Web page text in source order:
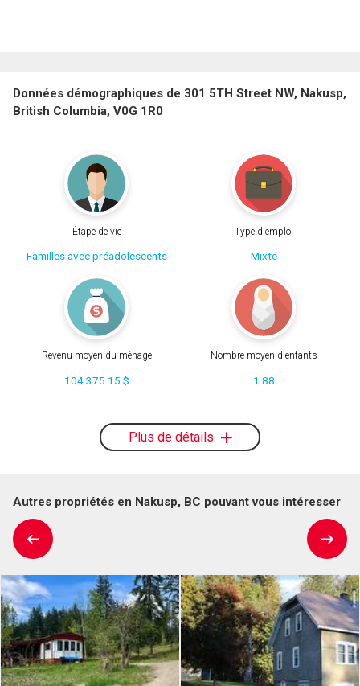
Données démographiques de 301 5TH Street NW, Nakusp,
British Columbia, V0G 1R0
Étape de vie
Familles avec préadolescents
Type d'emploi
Mixte
Revenu moyen du ménage
104 375.15 $
Nombre moyen d'enfants
1.88
Plus de détails
Autres propriétés en Nakusp, BC pouvant vous intéresser